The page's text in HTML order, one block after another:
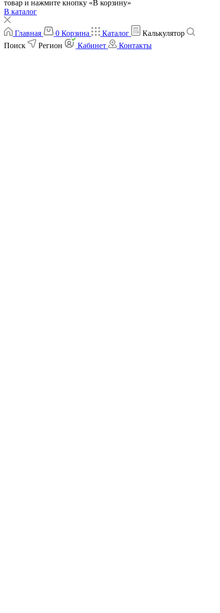
товар и нажмите кнопку «В корзину»
В каталог
Главная 0 Корзина Каталог
Калькулятор
Поиск
Регион Кабинет Контакты